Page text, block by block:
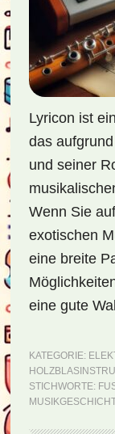
Lyricon ist
das
und seiner
Wenn Sie
exotischen
eine breite
eine gute
KATEGORIE:
STICHWORTE: